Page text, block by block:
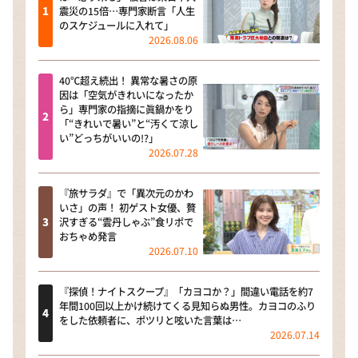
震災の15倍…専門家断言「人生
のスケジュールに入れて」
2026.08.06
40℃超え続出！ 異常な暑さの原
因は「空気がきれいになったか
ら」専門家の指摘に眞鍋かをり
「“きれいで暑い”と“汚くて涼し
い”どっちがいいの!?」
2026.07.28
『旅サラダ』で「異次元のかわ
いさ」の声！ 初ゲスト女優、贅
沢すぎる“雲丹しゃぶ”食リポで
おちゃめ発言
2026.07.10
『探偵！ナイトスクープ』「カヨコか？」間違い電話を約7
年間100回以上かけ続けてくる見知らぬ男性。カヨコのふり
をした依頼者に、ポツリと呟いた言葉は…
2026.07.14